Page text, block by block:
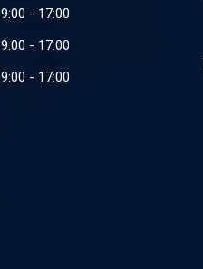
9:00 - 17:00
9:00 - 17:00
9:00 - 17:00